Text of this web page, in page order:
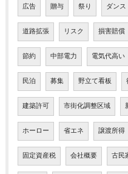
広告 贈与 祭り ダンス
道路拡張 リスク 損害賠償
節約 中部電力 電気代高い
民泊 募集 野立て看板
建築許可 市街化調整区域
ホーロー 省エネ 譲渡所得
固定資産税 会社概要 古民